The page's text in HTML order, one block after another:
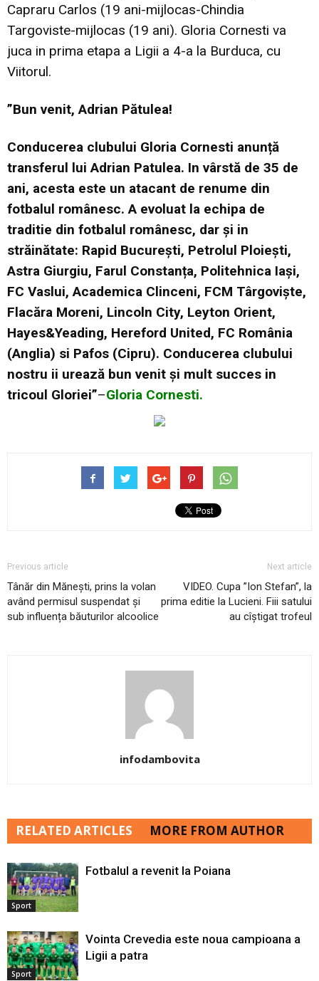
Capraru Carlos (19 ani-mijlocas-Chindia
Targoviste-mijlocas (19 ani). Gloria Cornesti va
juca in prima etapa a Ligii a 4-a la Burduca, cu
Viitorul.
”Bun venit, Adrian Pătulea!
Conducerea clubului Gloria Cornesti anunță
transferul lui Adrian Patulea. In vârstă de 35 de
ani, acesta este un atacant de renume din
fotbalul românesc. A evoluat la echipa de
traditie din fotbalul românesc, dar și in
străinătate: Rapid București, Petrolul Ploiești,
Astra Giurgiu, Farul Constanța, Politehnica Iași,
FC Vaslui, Academica Clinceni, FCM Târgoviște,
Flacăra Moreni, Lincoln City, Leyton Orient,
Hayes&Yeading, Hereford United, FC România
(Anglia) si Pafos (Cipru). Conducerea clubului
nostru ii urează bun venit și mult succes in
tricoul Gloriei”–Gloria Cornesti.
Previous article
Tânăr din Mănești, prins la volan
având permisul suspendat și
sub influența băuturilor alcoolice
Next article
VIDEO. Cupa ”Ion Stefan”, la
prima editie la Lucieni. Fiii satului
au cîștigat trofeul
infodambovita
RELATED ARTICLES MORE FROM AUTHOR
Sport
Fotbalul a revenit la Poiana
Sport
Vointa Crevedia este noua campioana a
Ligii a patra